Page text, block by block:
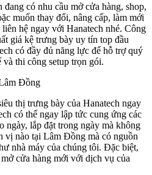
có nhu cầu mở cửa hàng, shop,
muốn thay đổi, nâng cấp, làm mới
hệ ngay với Hanatech nhé. Công
giá kệ trưng bày uy tín top đầu
có đầy đủ năng lực để hỗ trợ quý
thi công setup trọn gói.
thị trưng bày của Hanatech ngay
có thể ngay lập tức cung ứng các
ngày, lắp đặt trong ngày mà không
vị nào tại Lâm Đồng mà có nguồn
nhà máy của chúng tôi. Đặc biệt,
cửa hàng mới với dịch vụ của